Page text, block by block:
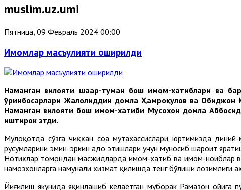
muslim.uz.umi
Пятница, 09 Февраль 2024 00:00
Имомлар масъулияти оширилди
Наманган вилояти шаҳар-туман бош имом-хатиблари ва
ўринбосарлари Жалолиддин домла Ҳамроқулов ва Обиджон
Наманган вилояти бош имом-хатиби Мусохон домла
иштирок этди.
Мулоқотда сўзга чиққан соҳа мутахассислари юртимизда
русумларини эмин-эркин адо этишлари учун муносиб шароит
Нотиқлар томондан масжидларда имом-хатиб ва имом-ноиблар
намозхонларга намунали хизмат қилишда тенг бўлиши лозимлиги
Йиғилиш якунида яқинлашиб келаётган муборак Рамазон ойига